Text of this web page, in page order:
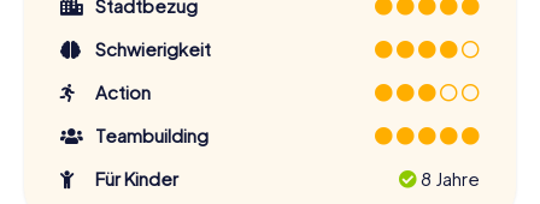
Stadtbezug
Schwierigkeit
Action
Teambuilding
Für Kinder
8 Jahre